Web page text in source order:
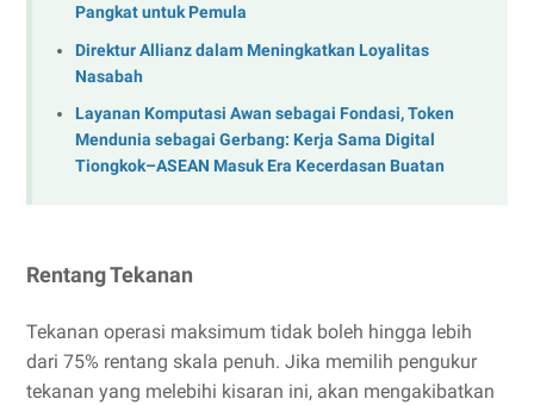
Pangkat untuk Pemula
Direktur Allianz dalam Meningkatkan Loyalitas
Nasabah
Layanan Komputasi Awan sebagai Fondasi, Token
Mendunia sebagai Gerbang: Kerja Sama Digital
Tiongkok–ASEAN Masuk Era Kecerdasan Buatan
Rentang Tekanan
Tekanan operasi maksimum tidak boleh hingga lebih
dari 75% rentang skala penuh. Jika memilih pengukur
tekanan yang melebihi kisaran ini, akan mengakibatkan